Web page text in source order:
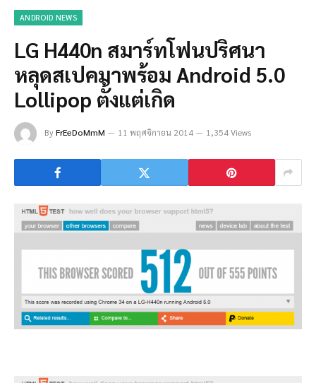
ANDROID NEWS
LG H440n สมาร์ทโฟนปริศนา
หลุดสเปคมาพร้อม Android 5.0
Lollipop ตั้งแต่เกิด
ByFrEeDoMmM 11 พฤศจิกายน 2014 1,354 Views